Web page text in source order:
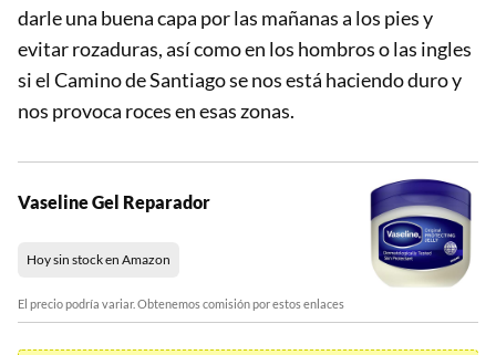
darle una buena capa por las mañanas a los pies y
evitar rozaduras, así como en los hombros o las ingles
si el Camino de Santiago se nos está haciendo duro y
nos provoca roces en esas zonas.
Vaseline Gel Reparador
Hoy sin stock en Amazon
El precio podría variar. Obtenemos comisión por estos enlaces